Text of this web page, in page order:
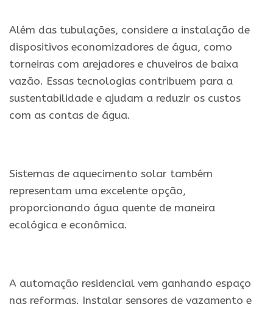
Além das tubulações, considere a instalação de
dispositivos economizadores de água, como
torneiras com arejadores e chuveiros de baixa
vazão. Essas tecnologias contribuem para a
sustentabilidade e ajudam a reduzir os custos
com as contas de água.
Sistemas de aquecimento solar também
representam uma excelente opção,
proporcionando água quente de maneira
ecológica e econômica.
A automação residencial vem ganhando espaço
nas reformas. Instalar sensores de vazamento e